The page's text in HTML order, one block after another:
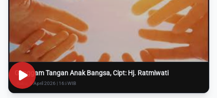
Genggam Tangan Anak Bangsa, Cipt: Hj. Ratmiwati
Rabu, 8 April 2026 | 16:i WIB